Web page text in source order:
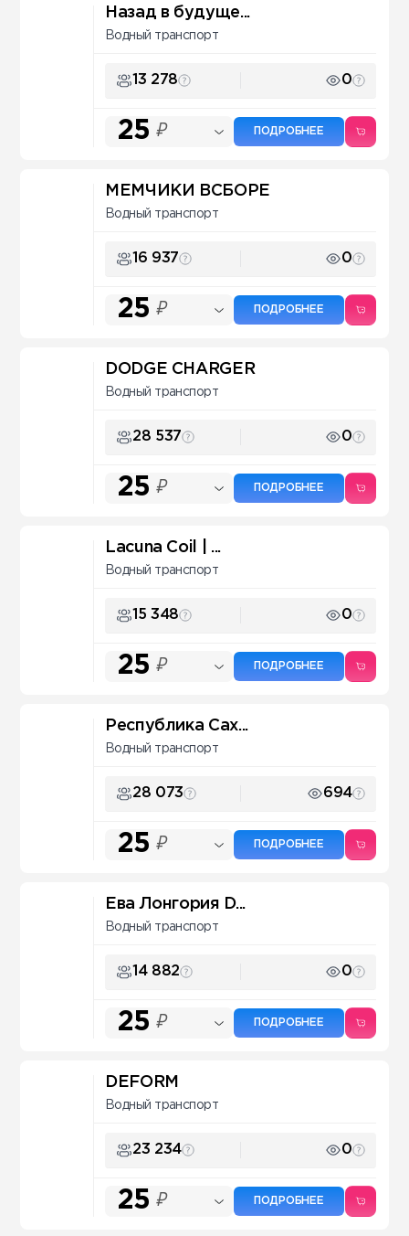
Назад в будуще...
Водный транспорт
13 278 0
25 ₽ ПОДРОБНЕЕ
МЕМЧИКИ ВСБОРЕ
Водный транспорт
16 937 0
25 ₽ ПОДРОБНЕЕ
DODGE CHARGER
Водный транспорт
28 537 0
25 ₽ ПОДРОБНЕЕ
Lacuna Coil | ...
Водный транспорт
15 348 0
25 ₽ ПОДРОБНЕЕ
Республика Сах...
Водный транспорт
28 073 694
25 ₽ ПОДРОБНЕЕ
Ева Лонгория D...
Водный транспорт
14 882 0
25 ₽ ПОДРОБНЕЕ
DEFORM
Водный транспорт
23 234 0
25 ₽ ПОДРОБНЕЕ